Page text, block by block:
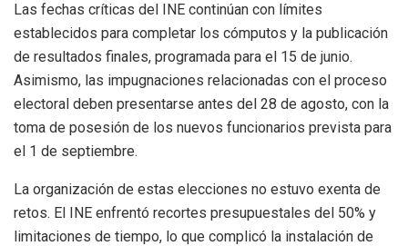
Las fechas críticas del INE continúan con límites
establecidos para completar los cómputos y la publicación
de resultados finales, programada para el 15 de junio.
Asimismo, las impugnaciones relacionadas con el proceso
electoral deben presentarse antes del 28 de agosto, con la
toma de posesión de los nuevos funcionarios prevista para
el 1 de septiembre.
La organización de estas elecciones no estuvo exenta de
retos. El INE enfrentó recortes presupuestales del 50% y
limitaciones de tiempo, lo que complicó la instalación de